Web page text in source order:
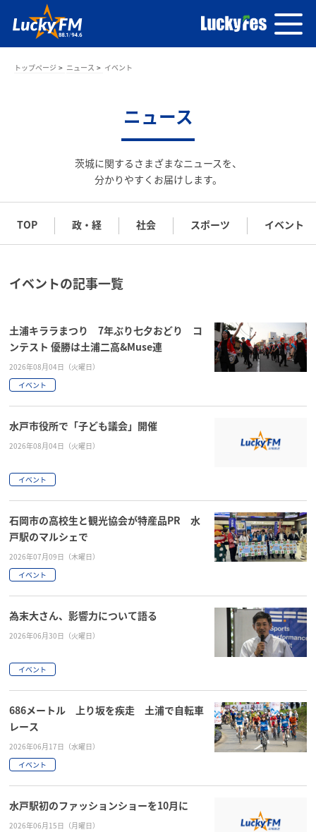
トップページ ニュース イベント
ニュース
茨城に関するさまざまなニュースを、
分かりやすくお届けします。
TOP 政・経 社会 スポーツ イベント
イベントの記事一覧
土浦キララまつり 7年ぶり七夕おどり コ
ンテスト 優勝は土浦二高&Muse連
2026年08月04日（火曜日）
イベント
水戸市役所で「子ども議会」開催
2026年08月04日（火曜日）
イベント
石岡市の高校生と観光協会が特産品PR 水
戸駅のマルシェで
2026年07月09日（木曜日）
イベント
為末大さん、影響力について語る
2026年06月30日（火曜日）
イベント
686メートル 上り坂を疾走 土浦で自転車
レース
2026年06月17日（水曜日）
イベント
水戸駅初のファッションショーを10月に
2026年06月15日（月曜日）